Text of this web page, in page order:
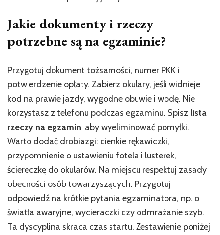
Jakie dokumenty i rzeczy
potrzebne są na egzaminie?
Przygotuj dokument tożsamości, numer PKK i
potwierdzenie opłaty. Zabierz okulary, jeśli widnieje
kod na prawie jazdy, wygodne obuwie i wodę. Nie
korzystasz z telefonu podczas egzaminu. Spisz lista
rzeczy na egzamin, aby wyeliminować pomyłki.
Warto dodać drobiazgi: cienkie rękawiczki,
przypomnienie o ustawieniu fotela i lusterek,
ściereczkę do okularów. Na miejscu respektuj zasady
obecności osób towarzyszących. Przygotuj
odpowiedź na krótkie pytania egzaminatora, np. o
światła awaryjne, wycieraczki czy odmrażanie szyb.
Ta dyscyplina skraca czas startu. Zestawienie poniżej